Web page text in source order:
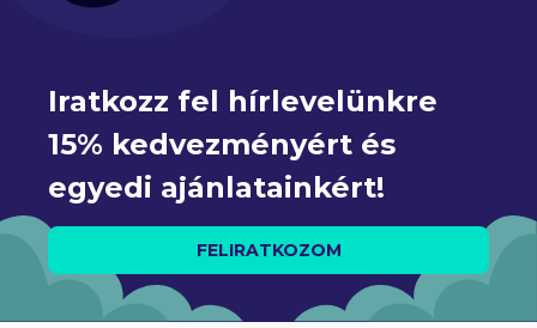
Iratkozz fel hírlevelünkre
15% kedvezményért és
egyedi ajánlatainkért!
FELIRATKOZOM